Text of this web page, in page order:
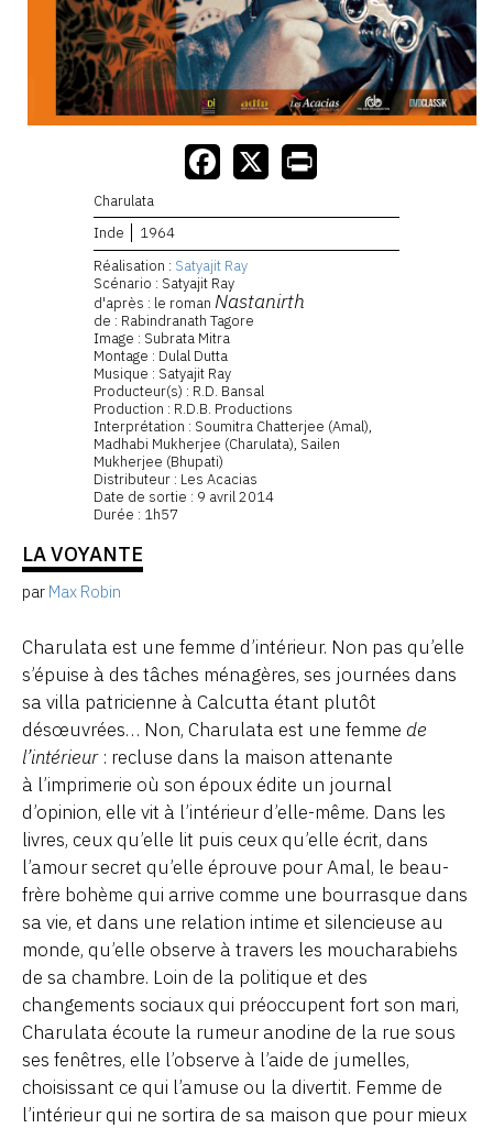
Charulata
Inde
1964
Réalisation : Satyajit Ray
Scénario : Satyajit Ray
d'après : le roman Nastanirth
de : Rabindranath Tagore
Image : Subrata Mitra
Montage : Dulal Dutta
Musique : Satyajit Ray
Producteur(s) : R.D. Bansal
Production : R.D.B. Productions
Interprétation : Soumitra Chatterjee (Amal),
Madhabi Mukherjee (Charulata), Sailen
Mukherjee (Bhupati)
Distributeur : Les Acacias
Date de sortie : 9 avril 2014
Durée : 1h57
LA VOYANTE
par Max Robin
Charulata est une femme d’intérieur. Non pas qu’elle
s’épuise à des tâches ménagères, ses journées dans
sa villa patricienne à Calcutta étant plutôt
désœuvrées… Non, Charulata est une femme de
l’intérieur: recluse dans la maison attenante
à l’imprimerie où son époux édite un journal
d’opinion, elle vit à l’intérieur d’elle-même. Dans les
livres, ceux qu’elle lit puis ceux qu’elle écrit, dans
l’amour secret qu’elle éprouve pour Amal, le beau-
frère bohème qui arrive comme une bourrasque dans
sa vie, et dans une relation intime et silencieuse au
monde, qu’elle observe à travers les moucharabiehs
de sa chambre. Loin de la politique et des
changements sociaux qui préoccupent fort son mari,
Charulata écoute la rumeur anodine de la rue sous
ses fenêtres, elle l’observe à l’aide de jumelles,
choisissant ce qui l’amuse ou la divertit. Femme de
l’intérieur qui ne sortira de sa maison que pour mieux